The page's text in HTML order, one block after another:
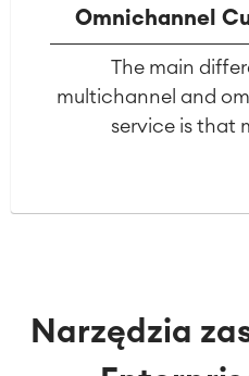
Omnichannel
The main
multichannel and
service is that
Narzędzia